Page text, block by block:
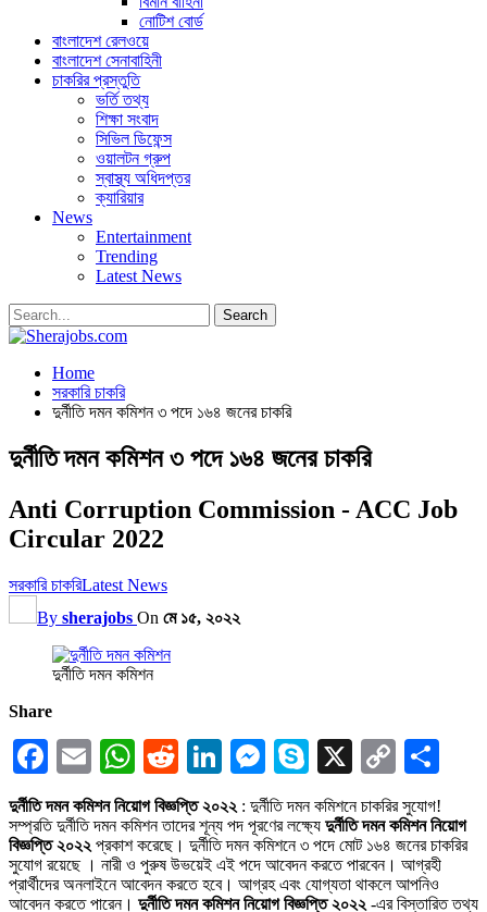
নোটিশ বোর্ড
বাংলাদেশ রেলওয়ে
বাংলাদেশ সেনাবাহিনী
চাকরির প্রস্তুতি
ভর্তি তথ্য
শিক্ষা সংবাদ
সিভিল ডিফেন্স
ওয়ালটন গ্রুপ
স্বাস্থ্য অধিদপ্তর
ক্যারিয়ার
News
Entertainment
Trending
Latest News
Home
সরকারি চাকরি
দুর্নীতি দমন কমিশন ৩ পদে ১৬৪ জনের চাকরি
দুর্নীতি দমন কমিশন ৩ পদে ১৬৪ জনের চাকরি
Anti Corruption Commission - ACC Job
Circular 2022
সরকারি চাকরিLatest News
By sherajobs On মে ১৫, ২০২২
দুর্নীতি দমন কমিশন
Share
Facebook
EmailWhatsApp
RedditLinkedIn
Messenger
Skype
X
Copy
Link
দুর্নীতি দমন কমিশন নিয়োগ বিজ্ঞপ্তি ২০২২ : দুর্নীতি দমন কমিশনে চাকরির সুযোগ!
সম্প্রতি দুর্নীতি দমন কমিশন তাদের শূন্য পদ পূরণের লক্ষ্যে দুর্নীতি দমন কমিশন নিয়োগ
বিজ্ঞপ্তি ২০২২ প্রকাশ করেছে। দুর্নীতি দমন কমিশনে ৩ পদে মোট ১৬৪ জনের চাকরির
সুযোগ রয়েছে । নারী ও পুরুষ উভয়েই এই পদে আবেদন করতে পারবেন। আগ্রহী
প্রার্থীদের অনলাইনে আবেদন করতে হবে। আগ্রহ এবং যোগ্যতা থাকলে আপনিও
আবেদন করতে পারেন। দুর্নীতি দমন কমিশন নিয়োগ বিজ্ঞপ্তি ২০২২ -এর বিস্তারিত তথ্য